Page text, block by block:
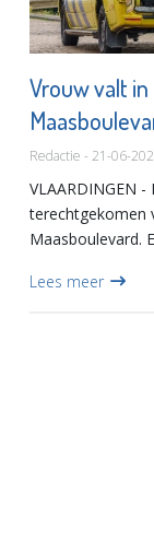
Vrouw valt
Redactie - 21-06-
VLAARDINGEN
terechtgekomen
Maasboulevard.
drie boten een
Lees meer